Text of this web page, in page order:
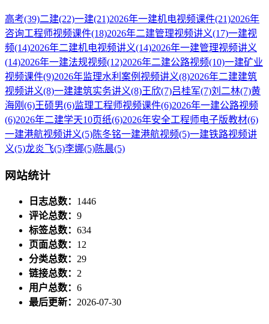
高考(39)二建(22)一建(21)2026年一建机电视频课件(21)2026年
咨询工程师视频课件(18)2026年二建管理视频讲义(17)一建视
频(14)2026年二建机电视频讲义(14)2026年一建管理视频讲义
(14)2026年一建法规视频(12)2026年二建公路视频(10)一建矿业
视频课件(9)2026年监理水利案例视频讲义(8)2026年二建建筑
视频讲义(8)一建建筑实务讲义(8)王欣(7)吕桂军(7)刘二林(7)黄
海刚 (6)王硕男(6)监理工程师视频课件(6)2026年一建公路视频
(6)2026年二建学天10页纸(6)2026年安全工程师电子版教材(6)
一建港航视频讲义(5)陈冬铭一建港航视频(5)一建铁路视频讲
义(5)龙炎飞(5)李娜(5)陈晨(5)
网站统计
日志总数： 1446
评论总数： 9
标签总数： 634
页面总数： 12
分类总数： 29
链接总数： 2
用户总数： 6
最后更新： 2026-07-30